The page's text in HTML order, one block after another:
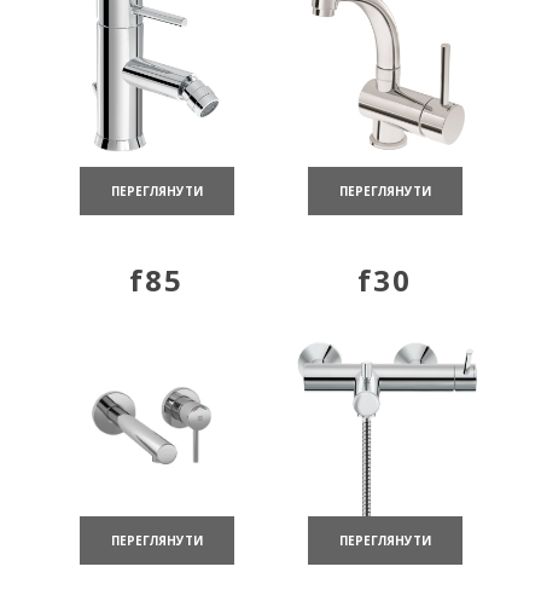
ПЕРЕГЛЯНУТИ ПЕРЕГЛЯНУТИ
f85
ПЕРЕГЛЯНУТИ
f30
ПЕРЕГЛЯНУТИ